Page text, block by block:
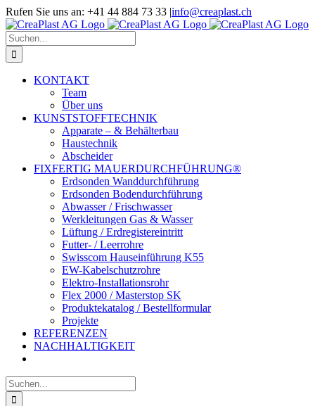
Zum
Inhalt
springen
Rufen Sie uns an: +41 44 884 73 33 |info@creaplast.ch
LinkedIn
Instagram
YouTube
Suche
nach:
KONTAKT
Team
Über uns
KUNSTSTOFFTECHNIK
Apparate – & Behälterbau
Haustechnik
Abscheider
FIXFERTIG MAUERDURCHFÜHRUNG®
Erdsonden Wanddurchführung
Erdsonden Bodendurchführung
Abwasser / Frischwasser
Werkleitungen Gas & Wasser
Lüftung / Erdregistereintritt
Futter- / Leerrohre
Swisscom Hauseinführung K55
EW-Kabelschutzrohre
Elektro-Installationsrohr
Flex 2000 / Masterstop SK
Produktekatalog / Bestellformular
Projekte
REFERENZEN
NACHHALTIGKEIT
Suche
nach: